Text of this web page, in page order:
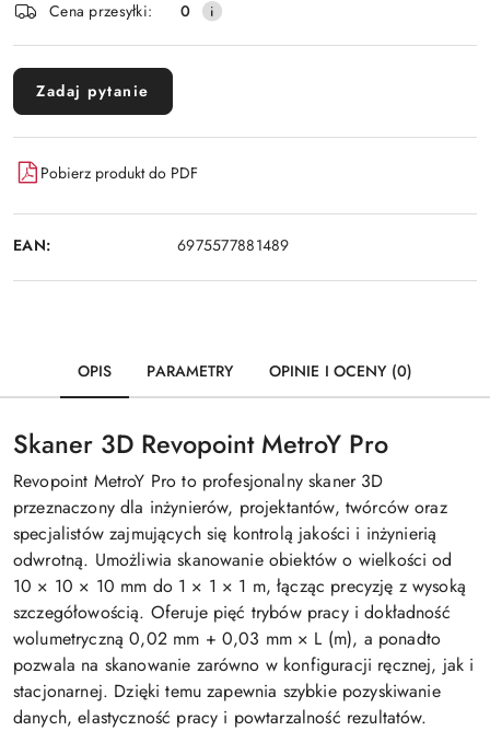
Cena przesyłki: 0
Zadaj pytanie
Pobierz produkt do PDF
EAN: 6975577881489
OPIS PARAMETRY OPINIE I OCENY (0)
Skaner 3D Revopoint MetroY Pro
Revopoint MetroY Pro to profesjonalny skaner 3D
przeznaczony dla inżynierów, projektantów, twórców oraz
specjalistów zajmujących się kontrolą jakości i inżynierią
odwrotną. Umożliwia skanowanie obiektów o wielkości od
10 × 10 × 10 mm do 1 × 1 × 1 m, łącząc precyzję z wysoką
szczegółowością. Oferuje pięć trybów pracy i dokładność
wolumetryczną 0,02 mm + 0,03 mm × L (m), a ponadto
pozwala na skanowanie zarówno w konfiguracji ręcznej, jak i
stacjonarnej. Dzięki temu zapewnia szybkie pozyskiwanie
danych, elastyczność pracy i powtarzalność rezultatów.